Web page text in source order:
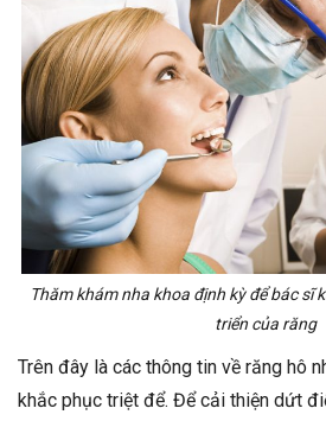
Thăm khám nha khoa định kỳ để bác sĩ
triển của răng
Trên đây là các thông tin về răng hô
khắc phục triệt để. Để cải thiện dứt